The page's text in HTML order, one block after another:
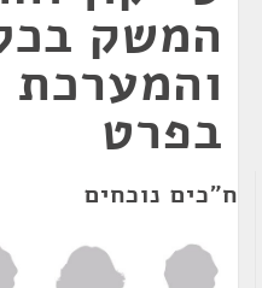
המשק
בפרט
ח"כים נוכחים